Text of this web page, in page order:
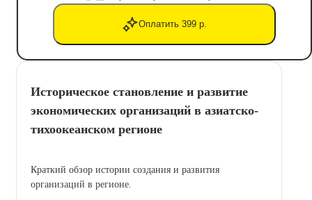
Оплатить 399 р.
Историческое становление и развитие
экономических организаций в азиатско-
тихоокеанском регионе
Краткий обзор истории создания и развития
организаций в регионе.